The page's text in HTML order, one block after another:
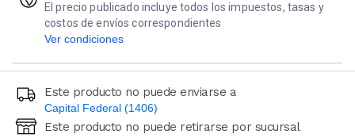
El precio publicado incluye todos los impuestos, tasas y
costos de envíos correspondientes
Ver condiciones
Este producto no puede enviarse a
Capital Federal (1406)
Ingresá código postal (sólo números)
Este producto no puede retirarse por sucursal